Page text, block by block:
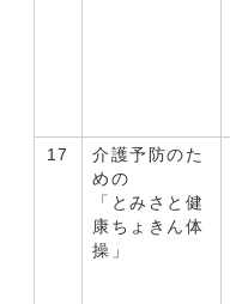
17
介護予防のた
めの
「とみさと健
康ちょきん体
操」